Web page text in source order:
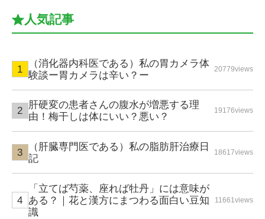
人気記事
（消化器内科医である）私の胃カメラ体
験談ー胃カメラは辛い？ー
20779views
肝硬変の患者さんの腹水が増悪する理
由！梅干しは体にいい？悪い？
19176views
（肝臓専門医である）私の脂肪肝治療日
記
18617views
「立てば芍薬、座れば牡丹」には意味が
ある？｜花と漢方にまつわる面白い豆知
識
11661views